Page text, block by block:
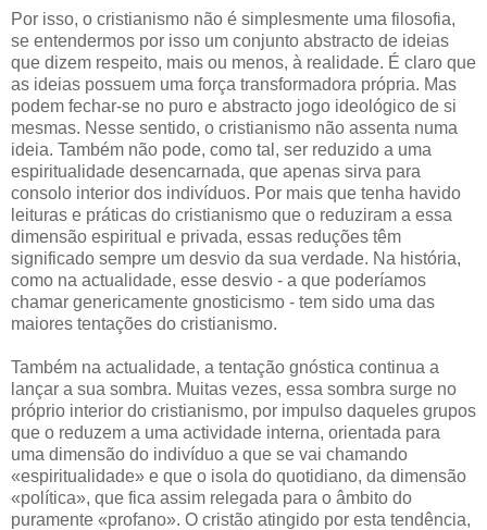
Por isso, o cristianismo não é simplesmente uma filosofia,
se entendermos por isso um conjunto abstracto de ideias
que dizem respeito, mais ou menos, à realidade. É claro que
as ideias possuem uma força transformadora própria. Mas
podem fechar-se no puro e abstracto jogo ideológico de si
mesmas. Nesse sentido, o cristianismo não assenta numa
ideia. Também não pode, como tal, ser reduzido a uma
espiritualidade desencarnada, que apenas sirva para
consolo interior dos indivíduos. Por mais que tenha havido
leituras e práticas do cristianismo que o reduziram a essa
dimensão espiritual e privada, essas reduções têm
significado sempre um desvio da sua verdade. Na história,
como na actualidade, esse desvio - a que poderíamos
chamar genericamente gnosticismo - tem sido uma das
maiores tentações do cristianismo.
Também na actualidade, a tentação gnóstica continua a
lançar a sua sombra. Muitas vezes, essa sombra surge no
próprio interior do cristianismo, por impulso daqueles grupos
que o reduzem a uma actividade interna, orientada para
uma dimensão do indivíduo a que se vai chamando
«espiritualidade» e que o isola do quotidiano, da dimensão
«política», que fica assim relegada para o âmbito do
puramente «profano». O cristão atingido por esta tendência,